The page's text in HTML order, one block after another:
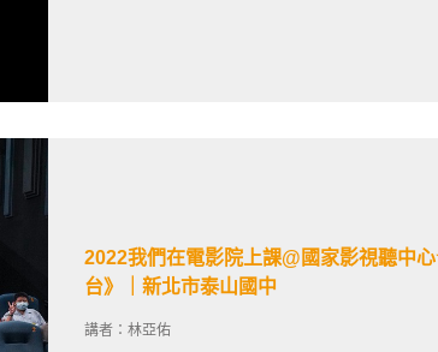
2022我們在電影院上課@國家影視聽中
台》｜新北市泰山國中
講者：林亞佑